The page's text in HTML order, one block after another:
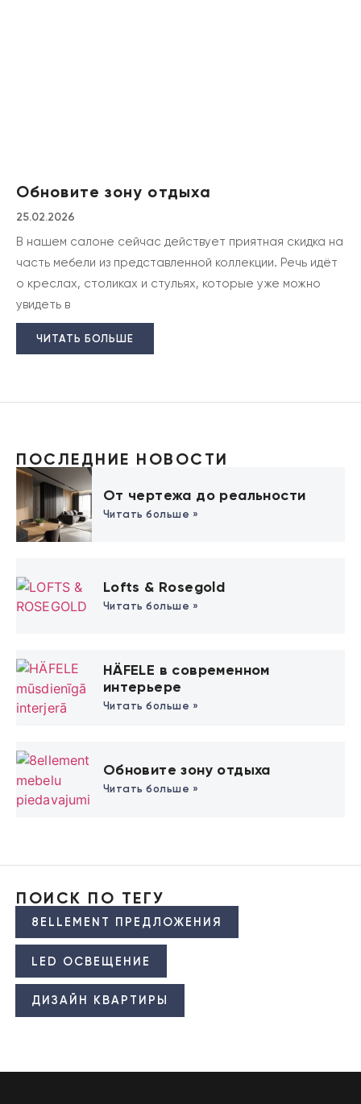
Обновите зону отдыха
25.02.2026
В нашем салоне сейчас действует приятная скидка на
часть мебели из представленной коллекции. Речь идёт
о креслах, столиках и стульях, которые уже можно
увидеть в
ЧИТАТЬ БОЛЬШЕ
ПОСЛЕДНИЕ НОВОСТИ
От чертежа до реальности
Читать больше »
Lofts & Rosegold
Читать больше »
HÄFELE в современном
интерьере
Читать больше »
Обновите зону отдыха
Читать больше »
ПОИСК ПО ТЕГУ
8ELLEMENT ПРЕДЛОЖЕНИЯ
LED ОСВЕЩЕНИЕ
ДИЗАЙН КВАРТИРЫ